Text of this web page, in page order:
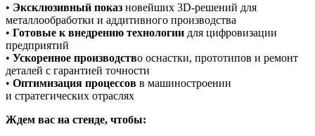
• Эксклюзивный показ новейших 3D‑решений для
металлообработки и аддитивного производства
• Готовые к внедрению технологии для цифровизации
предприятий
• Ускоренное производство оснастки, прототипов и ремонт
деталей с гарантией точности
• Оптимизация процессов в машиностроении
и стратегических отраслях
Ждем вас на стенде, чтобы: